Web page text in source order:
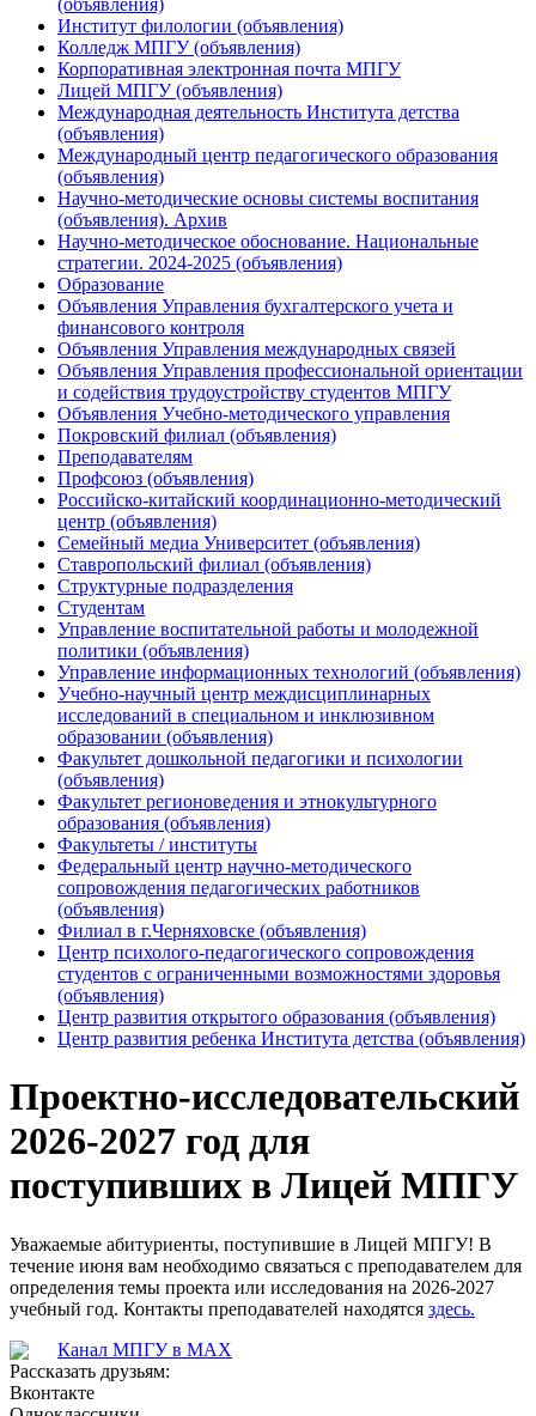
(объявления)
Институт филологии (объявления)
Колледж МПГУ (объявления)
Корпоративная электронная почта МПГУ
Лицей МПГУ (объявления)
Международная деятельность Института детства
(объявления)
Международный центр педагогического образования
(объявления)
Научно-методические основы системы воспитания
(объявления). Архив
Научно-методическое обоснование. Национальные
стратегии. 2024-2025 (объявления)
Образование
Объявления Управления бухгалтерского учета и
финансового контроля
Объявления Управления международных связей
Объявления Управления профессиональной ориентации
и содействия трудоустройству студентов МПГУ
Объявления Учебно-методического управления
Покровский филиал (объявления)
Преподавателям
Профсоюз (объявления)
Российско-китайский координационно-методический
центр (объявления)
Семейный медиа Университет (объявления)
Ставропольский филиал (объявления)
Структурные подразделения
Студентам
Управление воспитательной работы и молодежной
политики (объявления)
Управление информационных технологий (объявления)
Учебно-научный центр междисциплинарных
исследований в специальном и инклюзивном
образовании (объявления)
Факультет дошкольной педагогики и психологии
(объявления)
Факультет регионоведения и этнокультурного
образования (объявления)
Факультеты / институты
Федеральный центр научно-методического
сопровождения педагогических работников
(объявления)
Филиал в г.Черняховске (объявления)
Центр психолого-педагогического сопровождения
студентов с ограниченными возможностями здоровья
(объявления)
Центр развития открытого образования (объявления)
Центр развития ребенка Института детства (объявления)
Проектно-исследовательский
2026-2027 год для
поступивших в Лицей МПГУ
Уважаемые абитуриенты, поступившие в Лицей МПГУ! В
течение июня вам необходимо связаться с преподавателем для
определения темы проекта или исследования на 2026-2027
учебный год. Контакты преподавателей находятся здесь.
Канал МПГУ в MAX
Рассказать друзьям:
Вконтакте